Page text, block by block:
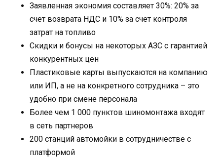
Заявленная экономия составляет 30%: 20% за
счет возврата НДС и 10% за счет контроля
затрат на топливо
Скидки и бонусы на некоторых АЗС с гарантией
конкурентных цен
Пластиковые карты выпускаются на компанию
или ИП, а не на конкретного сотрудника – это
удобно при смене персонала
Более чем 1 000 пунктов шиномонтажа входят
в сеть партнеров
200 станций автомойки в сотрудничестве с
платформой